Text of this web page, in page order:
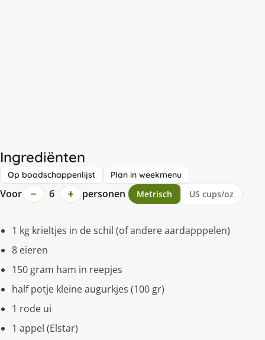
Ingrediënten
Op boodschappenlijst Plan in weekmenu
Voor − 6 + personen Metrisch US cups/oz
1 kg krieltjes in de schil (of andere aardapppelen)
8 eieren
150 gram ham in reepjes
half potje kleine augurkjes (100 gr)
1 rode ui
1 appel (Elstar)